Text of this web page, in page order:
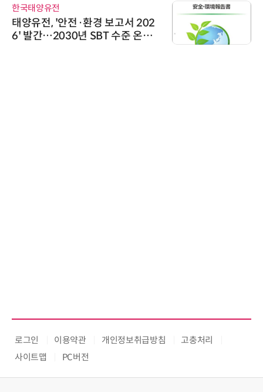
한국태양유전
태양유전, '안전·환경 보고서 202
6' 발간…2030년 SBT 수준 온실
로그인 이용약관 개인정보취급방침
고충처리
사이트맵
PC버전